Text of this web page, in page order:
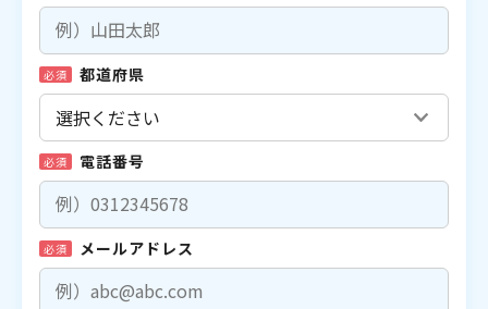
必須 都道府県
必須 電話番号
必須 メールアドレス